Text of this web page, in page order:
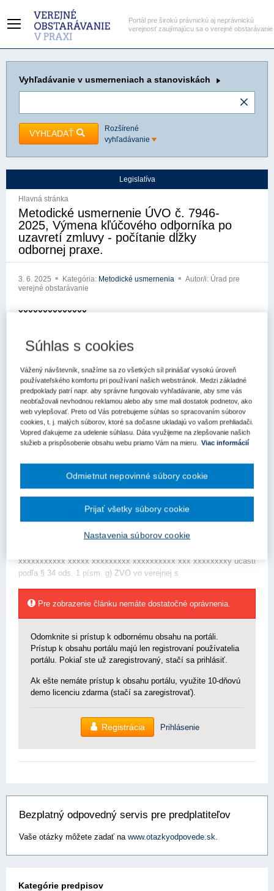
Portál pre širokú právnickú aj neprávnickú
verejnosť zaujímajúcu sa o verejné obstarávanie
Vyhľadávanie v usmerneniach a stanoviskách
VYHĽADAŤ
Rozšírené
vyhľadávanie
Legislatíva
Hlavná stránka
Metodické usmernenie ÚVO č. 7946-
2025, Výmena kľúčového odborníka po
uzavretí zmluvy - počítanie dĺžky
odbornej praxe.
3. 6. 2025 Kategória: Metodické usmernenia
Autor/i: Úrad pre
verejné obstarávanie
xxxxxxxxxxxxxx
xxxxxxxxxxx xxxxxxxxxx
xxxxxxxxxxxxx xxxxxx xx xxx xxxxxxxxxx xxx xx xxxátili na
Úrad pre verejné obstarávanie (ďalej len „úrad“) so žiadosťou o
metodické usmernenie k aplikácii zákona č. 343/2015 Z.z. o
verejnom obstarávxxx x x xxxxx x xxxxxxxx xxxxxxxxxx xxxxxxx
x xxxxx xxxxxxxxxx xxxxxxxxx xxxxxx xxx xxxxxx x xxxxxxxx
xx xxxxxx xxxxxxxx xxxxxxxx xxxxedovné, cit.:
„Vážený Úrad pre verejné obstarávanie, dovoľujem si sa na Vás
obrátiť so žiadosťou o Metodické usmernenie v nasledovnej veci:
Ako by max xxxxxxx xxxxxxxxxx xxxxxxx xxxxxxxxxxxx xxx
xxxxxxxxxxx xxxxx xxxxxxxxx xxxxxxxxxx xxx xxxxxxxxy účasti
podľa § 34 ods. 1 písm. g) ZVO vo verejnej s
Pre zobrazenie článku nemáte dostatočné oprávnenia.
Odomknite si prístup k odbornému obsahu na portáli.
Prístup k obsahu portálu majú len registrovaní používatelia
portálu. Pokiaľ ste už zaregistrovaný, stačí sa prihlásiť.
Ak ešte nemáte prístup k obsahu portálu, využite 10-dňovú
demo licenciu zdarma (stačí sa zaregistrovať).
Registrácia Prihlásenie
Bezplatný odpovedný servis pre predplatiteľov
Vaše otázky môžete zadať na www.otazkyodpovede.sk.
Kategórie predpisov
Súhlas s cookies
Vážený návštevník, snažíme sa zo všetkých síl prinášať vysokú úroveň
používateľského komfortu pri používaní našich webstránok. Medzi základné
predpoklady patrí napr. aby správne fungovalo vyhľadávanie, aby sme vás
neobťažovali nevhodnou reklamou alebo aby sme mali dostatok podnetov, ako
web vylepšovať. Preto od Vás potrebujeme súhlas so spracovaním súborov
cookies, t. j. malých súborov, ktoré sa dočasne ukladajú vo vašom prehliadači.
Vopred ďakujeme za udelenie súhlasu. Dáta využijeme na zlepšovanie našich
služieb a prispôsobenie obsahu webu priamo Vám na mieru. Viac informácií
Nastavenia súborov cookie
Odmietnut nepovinné súbory cookie
Prijať všetky súbory cookie